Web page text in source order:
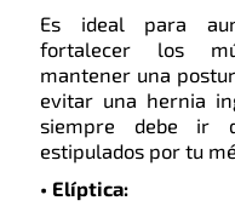
Es ideal para
fortalecer los
mantener una
evitar una hernia
siempre debe ir
estipulados por tu
• Elíptica: